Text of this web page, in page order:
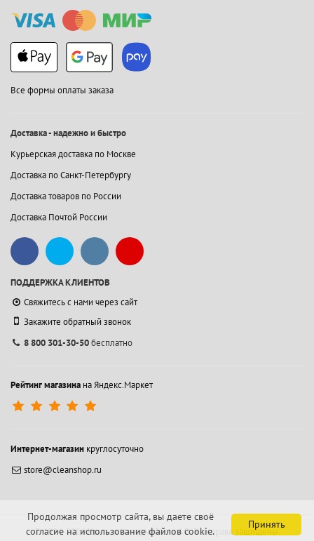
Все формы оплаты заказа
Доставка - надежно и быстро
Курьерская доставка по Москве
Доставка по Санкт-Петербургу
Доставка товаров по России
Доставка Почтой России
ПОДДЕРЖКА КЛИЕНТОВ
Свяжитесь с нами через сайт
Закажите обратный звонок
8 800 301-30-50бесплатно
Рейтинг магазина на Яндекс.Маркет
Интернет-магазин круглосуточно
store@cleanshop.ru
© 1994-2026 Контакт Интернейшнл АО.Все права защищены.
Принять
Продолжая просмотр сайта, вы даете своё
согласие на использование файлов cookie.